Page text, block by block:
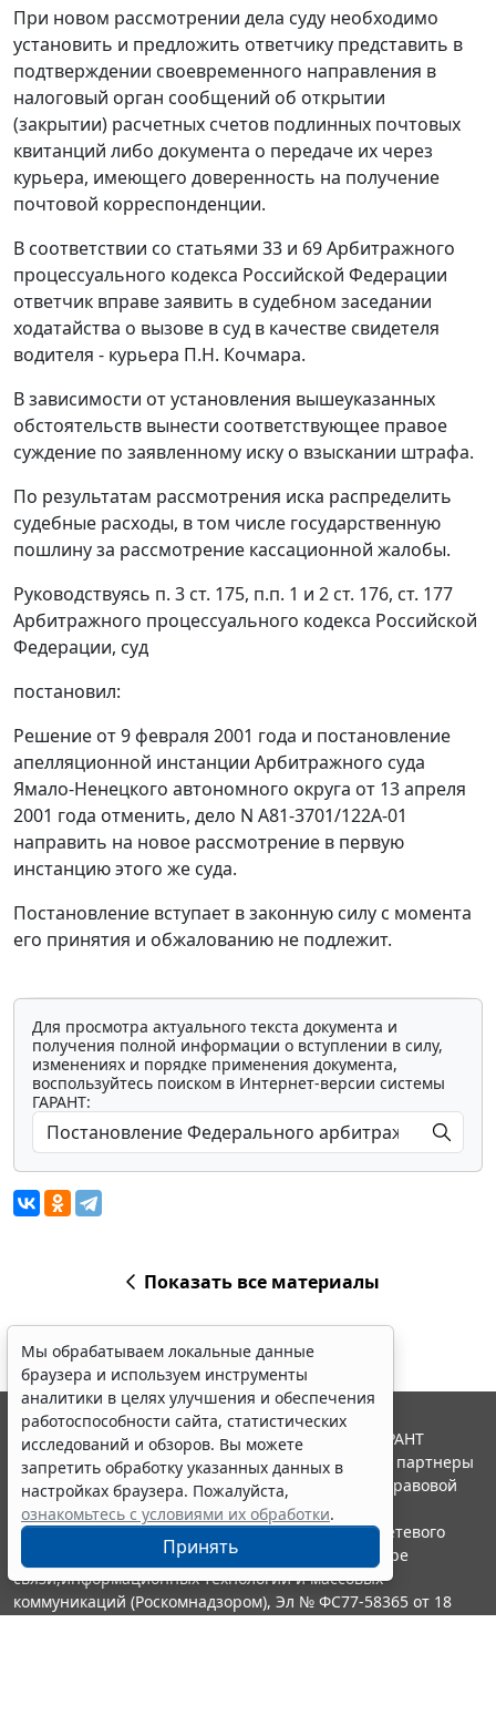
При новом рассмотрении дела суду необходимо
установить и предложить ответчику представить в
подтверждении своевременного направления в
налоговый орган сообщений об открытии
(закрытии) расчетных счетов подлинных почтовых
квитанций либо документа о передаче их через
курьера, имеющего доверенность на получение
почтовой корреспонденции.
В соответствии со статьями 33 и 69Арбитражного
процессуального кодекса Российской Федерации
ответчик вправе заявить в судебном заседании
ходатайства о вызове в суд в качестве свидетеля
водителя - курьера П.Н. Кочмара.
В зависимости от установления вышеуказанных
обстоятельств вынести соответствующее правое
суждение по заявленному иску о взыскании штрафа.
По результатам рассмотрения иска распределить
судебные расходы, в том числе государственную
пошлину за рассмотрение кассационной жалобы.
Руководствуясь п. 3 ст. 175, п.п. 1 и 2 ст. 176, ст. 177
Арбитражного процессуального кодекса Российской
Федерации, суд
постановил:
Решение от 9 февраля 2001 года и постановление
апелляционной инстанции Арбитражного суда
Ямало-Ненецкого автономного округа от 13 апреля
2001 года отменить, дело N А81-3701/122А-01
направить на новое рассмотрение в первую
инстанцию этого же суда.
Постановление вступает в законную силу с момента
его принятия и обжалованию не подлежит.
Для просмотра актуального текста документа и
получения полной информации о вступлении в силу,
изменениях и порядке применения документа,
воспользуйтесь поиском в Интернет-версии системы
ГАРАНТ:
Показать все материалы
Мы обрабатываем локальные данные
браузера и используем инструменты
аналитики в целях улучшения и обеспечения
работоспособности сайта, статистических
исследований и обзоров. Вы можете
запретить обработку указанных данных в
настройках браузера. Пожалуйста,
ознакомьтесь с условиями их обработки.
Принять
© ООО "НПП "ГАРАНТ-СЕРВИС", 2026. Система ГАРАНТ
выпускается с 1990 года. Компания "Гарант" и ее партнеры
являются участниками Российской ассоциации правовой
информации ГАРАНТ.
Портал ГАРАНТ.РУ зарегистрирован в качестве сетевого
издания Федеральной службой по надзору в сфере
связи,информационных технологий и массовых
коммуникаций (Роскомнадзором), Эл № ФС77-58365 от 18